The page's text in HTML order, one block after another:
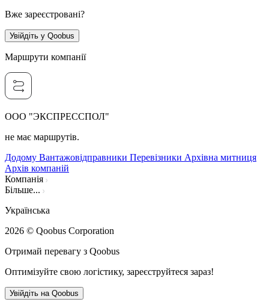
Вже зареєстровані?
Увійдіть у Qoobus
Маршрути компанії
ООО "ЭКСПРЕССПОЛ"
не має маршрутів.
Додому Вантажовідправники Перевізники Архівна митниця
Архів компаній
Компанія
Більше...
Українська
2026 © Qoobus Corporation
Отримай перевагу з Qoobus
Оптимізуйте свою логістику, зареєструйтеся зараз!
Увійдіть на Qoobus